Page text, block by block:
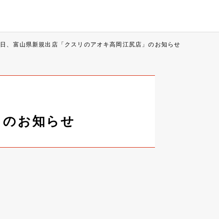
、富山県新規出店「クスリのアオキ高岡江尻店」のお知らせ
お知らせ